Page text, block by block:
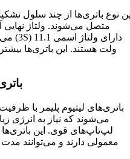
نوع باتری‌ها از چند سلول
متصل می‌شوند. ولتاژ نهایی
ولت هستند. این باتری‌ها
3.
باتری‌های لیتیوم پلیمر با
می‌شوند که نیاز به انرژی
لپ‌تاپ‌های قوی. این
معمولی دارند و می‌توانند